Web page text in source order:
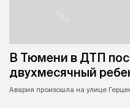
В Тюмени в ДТП
двухмесячный
Авария произошла на улице